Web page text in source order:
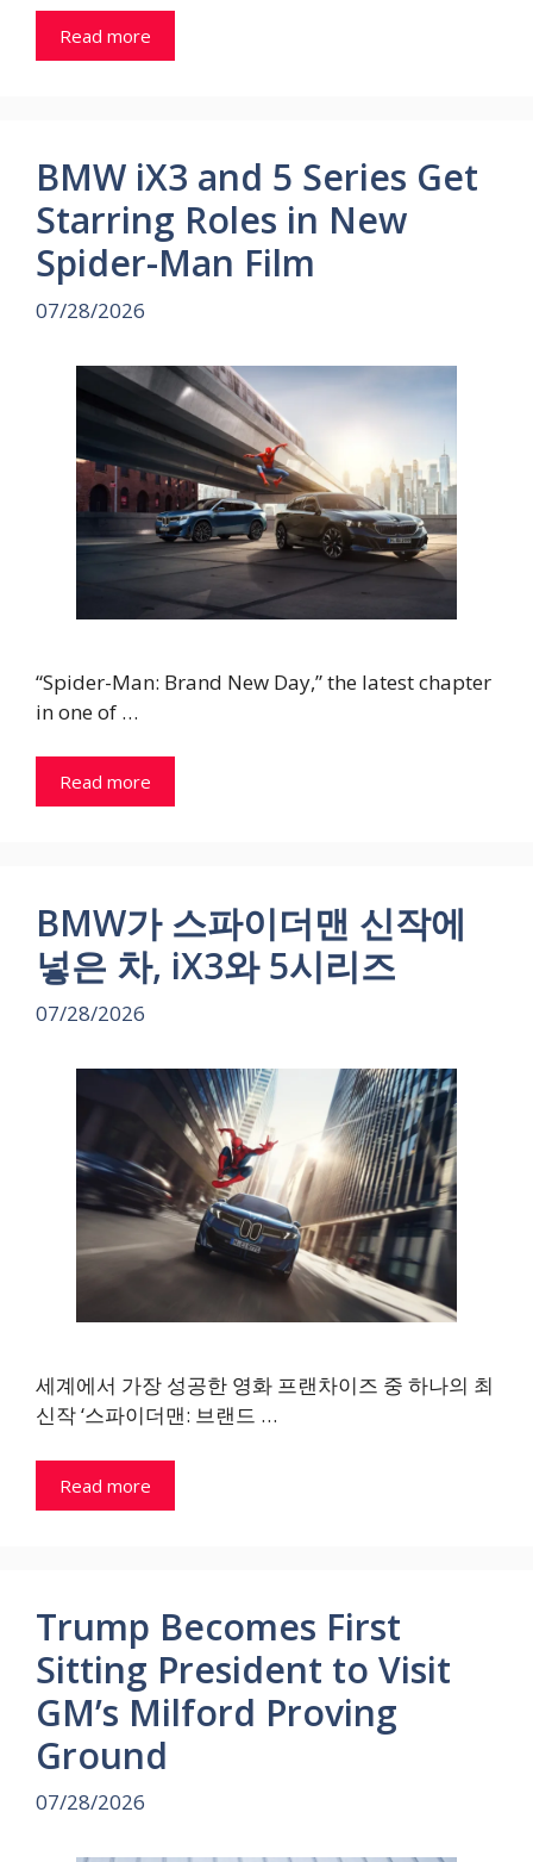
Read more
BMW iX3 and 5 Series Get
Starring Roles in New
Spider-Man Film
07/28/2026
“Spider-Man: Brand New Day,” the latest chapter
in one of …
Read more
BMW가 스파이더맨 신작에
넣은 차, iX3와 5시리즈
07/28/2026
세계에서 가장 성공한 영화 프랜차이즈 중 하나의 최
신작 ‘스파이더맨: 브랜드 …
Read more
Trump Becomes First
Sitting President to Visit
GM’s Milford Proving
Ground
07/28/2026